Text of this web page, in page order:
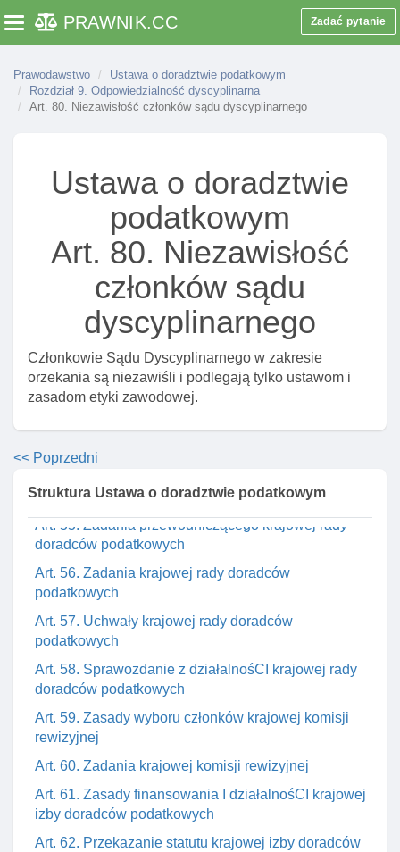
Toggle navigation
PRAWNIK.CC Zadać pytanie
Prawodawstwo
Ustawa o doradztwie podatkowym
Rozdział 9. Odpowiedzialność dyscyplinarna
Art. 80. Niezawisłość członków sądu dyscyplinarnego
Ustawa o doradztwie
podatkowym
Art. 80. Niezawisłość
członków sądu
dyscyplinarnego
Członkowie Sądu Dyscyplinarnego w zakresie
orzekania są niezawiśli i podlegają tylko ustawom i
zasadom etyki zawodowej.
<< Poprzedni
Struktura Ustawa o doradztwie podatkowym
Art. 45. Odpowiednie stosowanie przepisów
podmiotów zatrudniających doradców podatkowych
Art. 46. Rozporządzenie w sprawie zakresu
ubezpieczenia obowiązkowego
Rozdział 8. SamorząD doradców podatkowych
Art. 47. Krajowa izba doradców podatkowych jako
samorząD doradców
Art. 48. Osobowość prawna samorządu doradców
Art. 49. Organy krajowej izby doradców podatkowych
Art. 50. Krajowy zjazd doradców podatkowych -
zasady zwoływania
Art. 51. Zadania krajowego zjazdu doradców
podatkowych
Art. 52. Uchwały krajowego zjazdu doradców
doradców podatkowych
Art. 55. Zadania przewodniczącego krajowej rady
doradców podatkowych
Art. 56. Zadania krajowej rady doradców
podatkowych
Art. 57. Uchwały krajowej rady doradców
podatkowych
Art. 58. Sprawozdanie z działalnośCI krajowej rady
doradców podatkowych
Art. 59. Zasady wyboru członków krajowej komisji
rewizyjnej
Art. 60. Zadania krajowej komisji rewizyjnej
Art. 61. Zasady finansowania I działalnośCI krajowej
izby doradców podatkowych
Art. 62. Przekazanie statutu krajowej izby doradców